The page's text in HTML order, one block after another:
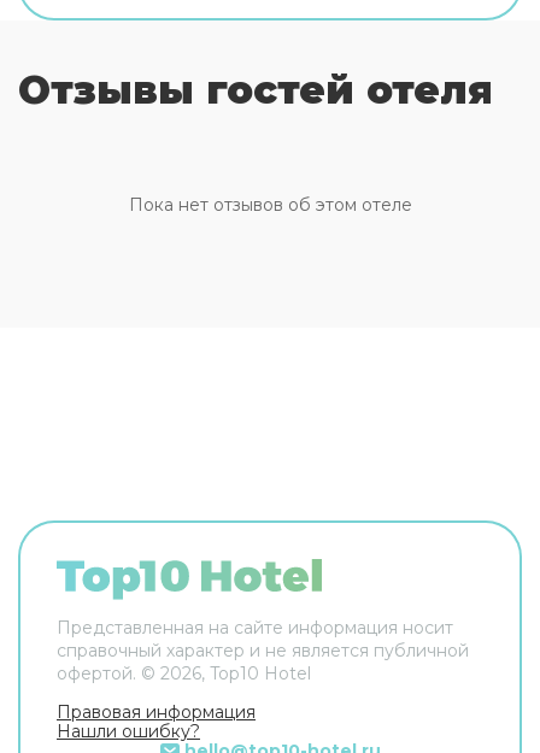
поможет всегда оставаться на связи. Для
участников деловых встреч предусмотрен
верхние этажи гостей поднимает лифт.
Дополнительно: прачечная, химчистка,
Отзывы гостей отеля
Пока нет отзывов об этом отеле
Представленная на сайте информация носит
справочный характер и не является публичной
офертой. © 2026, Top10 Hotel
Правовая информация
Нашли ошибку?